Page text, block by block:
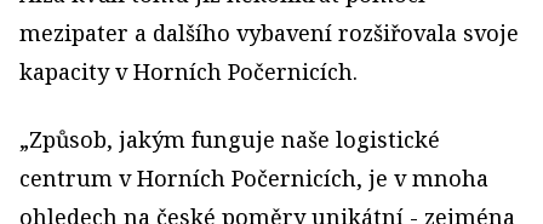
mezipater a dalšího vybavení rozšiřovala svoje
kapacity v Horních Počernicích.
„Způsob, jakým funguje naše logistické
centrum v Horních Počernicích, je v mnoha
ohledech na české poměry unikátní - zejména